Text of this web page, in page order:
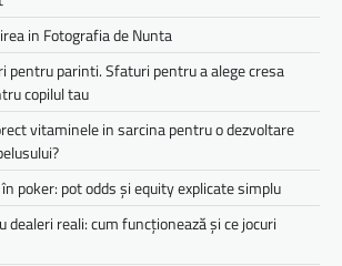
in Fotografia de Nunta
pentru parinti. Sfaturi pentru a alege cresa
copilul tau
vitaminele in sarcina pentru o dezvoltare
poker: pot odds și equity explicate simplu
dealeri reali: cum funcționează și ce jocuri